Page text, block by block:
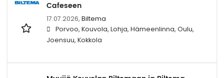
Cafeseen
17.07.2026, Biltema
Porvoo, Kouvola, Lohja, Hämeenlinna, Oulu,
Joensuu, Kokkola